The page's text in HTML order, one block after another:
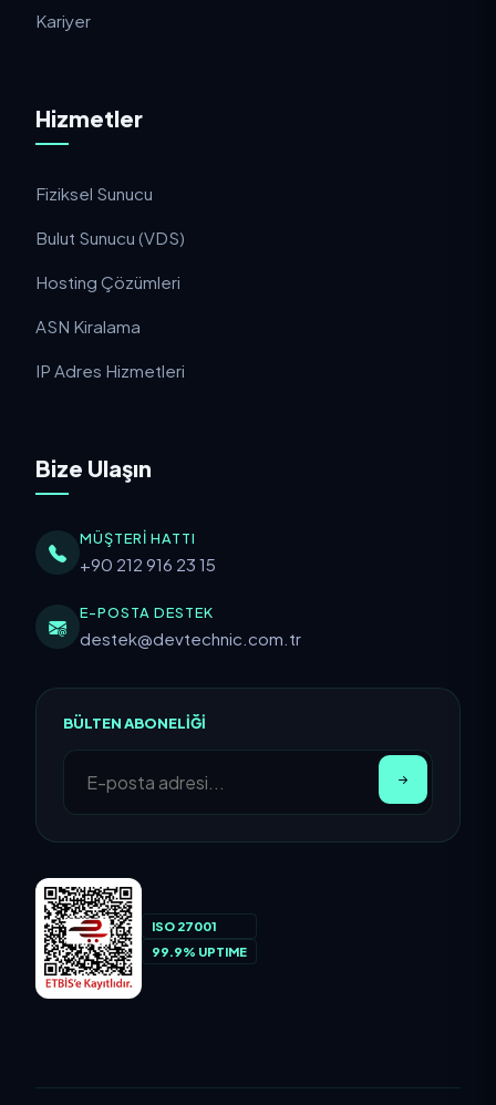
Kariyer
Hizmetler
Fiziksel Sunucu
Bulut Sunucu (VDS)
Hosting Çözümleri
ASN Kiralama
IP Adres Hizmetleri
Bize Ulaşın
MÜŞTERI HATTI
+90 212 916 23 15
E-POSTA DESTEK
destek@devtechnic.com.tr
BÜLTEN ABONELIĞI
ISO 27001
99.9% UPTIME